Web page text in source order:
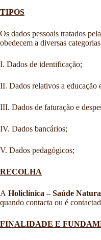
TIPOS
Os dados pessoais tratados pela
obedecem a diversas
I. Dados de identificação;
II. Dados relativos a educação
III. Dados de faturação e
IV. Dados bancários;
V. Dados pedagógicos;
RECOLHA
A Holiclínica – Saúde
quando contacta ou é
FINALIDADE E